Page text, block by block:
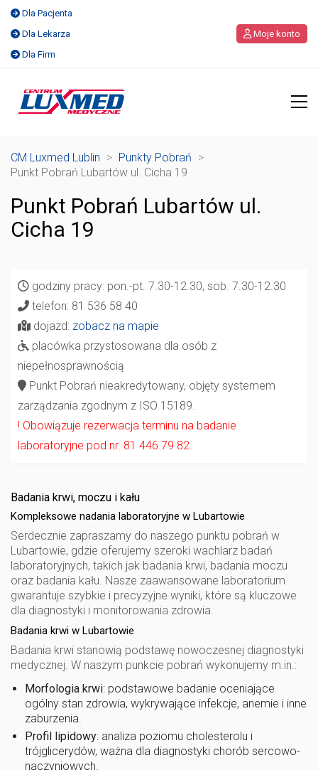
Dla Pacjenta
Dla Lekarza
Dla Firm
Moje konto
CM Luxmed Lublin > Punkty Pobrań >
Punkt Pobrań Lubartów ul. Cicha 19
Punkt Pobrań Lubartów ul.
Cicha 19
godziny pracy: pon.-pt. 7.30-12.30, sob. 7.30-12.30
telefon: 81 536 58 40
dojazd: zobacz na mapie
placówka przystosowana dla osób z
niepełnosprawnością
Punkt Pobrań nieakredytowany, objęty systemem
zarządzania zgodnym z ISO 15189.
! Obowiązuje rezerwacja terminu na badanie
laboratoryjne pod nr. 81 446 79 82.
Badania krwi, moczu i kału
Kompleksowe nadania laboratoryjne w Lubartowie
Serdecznie zapraszamy do naszego punktu pobrań w
Lubartowie, gdzie oferujemy szeroki wachlarz badań
laboratoryjnych, takich jak badania krwi, badania moczu
oraz badania kału. Nasze zaawansowane laboratorium
gwarantuje szybkie i precyzyjne wyniki, które są kluczowe
dla diagnostyki i monitorowania zdrowia.
Badania krwi w Lubartowie
Badania krwi stanowią podstawę nowoczesnej diagnostyki
medycznej. W naszym punkcie pobrań wykonujemy m.in.:
Morfologia krwi: podstawowe badanie oceniające
ogólny stan zdrowia, wykrywające infekcje, anemie i inne
zaburzenia.
Profil lipidowy: analiza poziomu cholesterolu i
trójglicerydów, ważna dla diagnostyki chorób sercowo-
naczyniowych.